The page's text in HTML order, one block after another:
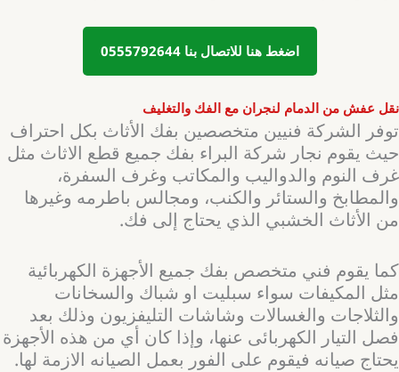
اضغط هنا للاتصال بنا 0555792644
نقل عفش من الدمام لنجران مع الفك والتغليف
توفر الشركة فنيين متخصصين بفك الأثاث بكل احتراف
حيث يقوم نجار شركة البراء بفك جميع قطع الاثاث مثل
غرف النوم والدواليب والمكاتب وغرف السفرة،
والمطابخ والستائر والكنب، ومجالس باطرمه وغيرها
من الأثاث الخشبي الذي يحتاج إلى فك.
كما يقوم فني متخصص بفك جميع الأجهزة الكهربائية
مثل المكيفات سواء سبليت او شباك والسخانات
والثلاجات والغسالات وشاشات التليفزيون وذلك بعد
فصل التيار الكهربائى عنها، وإذا كان أي من هذه الأجهزة
يحتاج صيانه فيقوم على الفور بعمل الصيانه الازمة لها.